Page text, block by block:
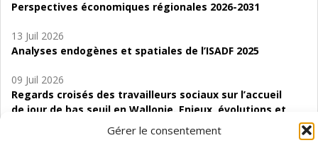
Gérer le consentement
Perspectives économiques régionales 2026-2031
13 Juil 2026
Analyses endogènes et spatiales de l’ISADF 2025
09 Juil 2026
Regards croisés des travailleurs sociaux sur l’accueil
de jour de bas seuil en Wallonie. Enjeux, évolutions et